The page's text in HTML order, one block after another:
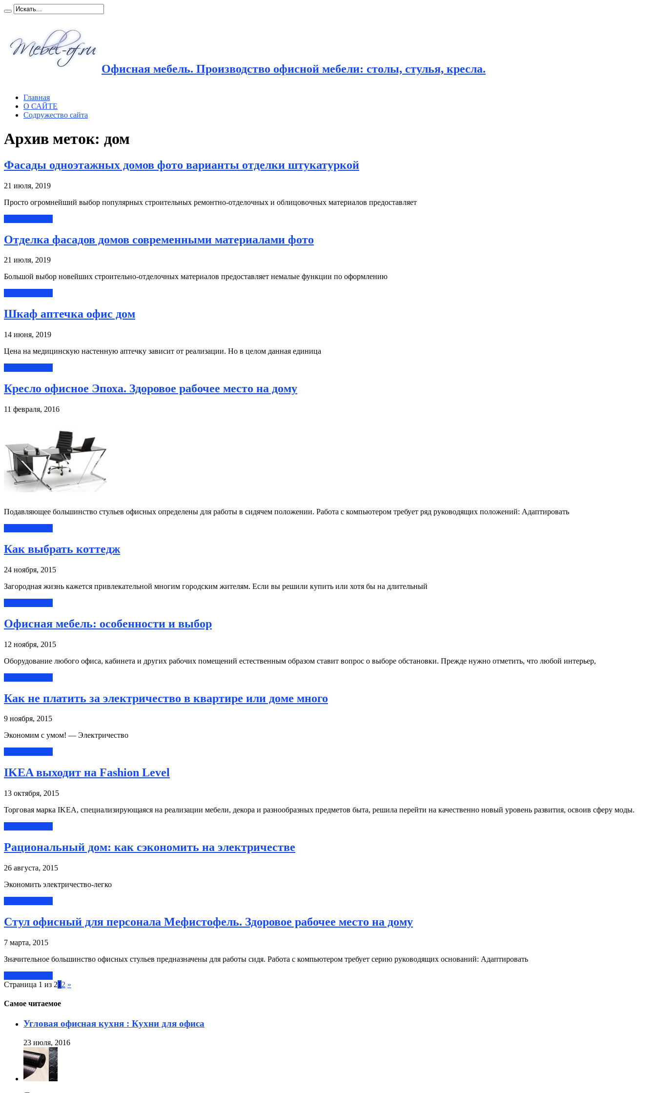
Офисная мебель. Производство офисной мебели: столы, стулья, кресла.
Главная
О САЙТЕ
Содружество сайта
Архив меток: дом
Фасады одноэтажных домов фото варианты отделки штукатуркой
21 июля, 2019
Просто огромнейший выбор популярных строительных ремонтно-отделочных и облицовочных материалов предоставляет
Отделка фасадов домов современными материалами фото
21 июля, 2019
Большой выбор новейших строительно-отделочных материалов предоставляет немалые функции по оформлению
Шкаф аптечка офис дом
14 июня, 2019
Цена на медицинскую настенную аптечку зависит от реализации. Но в целом данная единица
Кресло офисное Эпоха. Здоровое рабочее место на дому
11 февраля, 2016
Подавляющее большинство стульев офисных определены для работы в сидячем положении. Работа с компьютером требует ряд руководящих положений: Адаптировать
Как выбрать коттедж
24 ноября, 2015
Загородная жизнь кажется привлекательной многим городским жителям. Если вы решили купить или хотя бы на длительный
Офисная мебель: особенности и выбор
12 ноября, 2015
Оборудование любого офиса, кабинета и других рабочих помещений естественным образом ставит вопрос о выборе обстановки. Прежде нужно отметить, что любой интерьер,
Как не платить за электричество в квартире или доме много
9 ноября, 2015
Экономим с умом! — Электричество
IKEA выходит на Fashion Level
13 октября, 2015
Торговая марка IKEA, специализирующаяся на реализации мебели, декора и разнообразных предметов быта, решила перейти на качественно новый уровень развития, освоив сферу моды.
Рациональный дом: как сэкономить на электричестве
26 августа, 2015
Экономить электричество-легко
Стул офисный для персонала Мефистофель. Здоровое рабочее место на дому
7 марта, 2015
Значительное большинство офисных стульев предназначены для работы сидя. Работа с компьютером требует серию руководящих оснований: Адаптировать
Страница 1 из 21 2 »
Самое читаемое
Угловая офисная кухня : Кухни для офиса
23 июля, 2016